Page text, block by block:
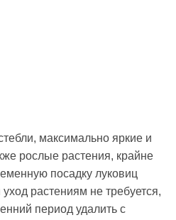
максимально яркие и
рослые растения, крайне
посадку луковиц
растениям не требуется,
период удалить с